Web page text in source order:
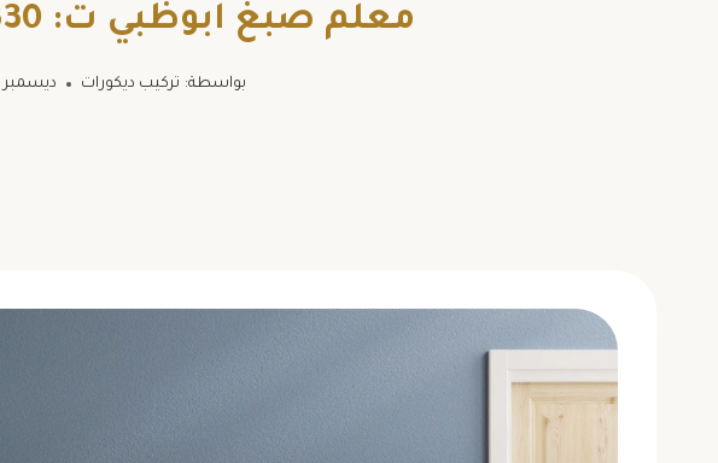
معلم صبغ ابوظبي ت: 0523754330 اصباغ جدران حديثة ابوظبي
بواسطة: تركيب ديكورات ديسمبر 12, 2024